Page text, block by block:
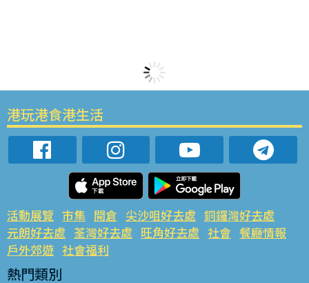
港玩港食港生活
活動展覽 市集 開倉 尖沙咀好去處 銅鑼灣好去處
元朗好去處 荃灣好去處 旺角好去處 社會 餐廳情報
戶外郊遊 社會福利
熱門類別